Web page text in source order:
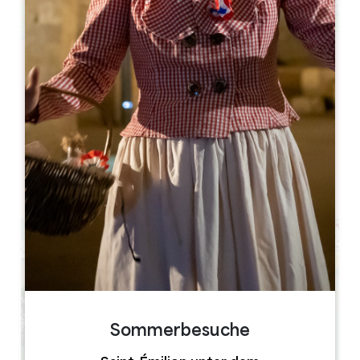
Leaflet
Vignobles Meynard
10 Av. de la Bourrée
33350 Saint-Magne-de-Castillon
BUCHEN
Sommerbesuche